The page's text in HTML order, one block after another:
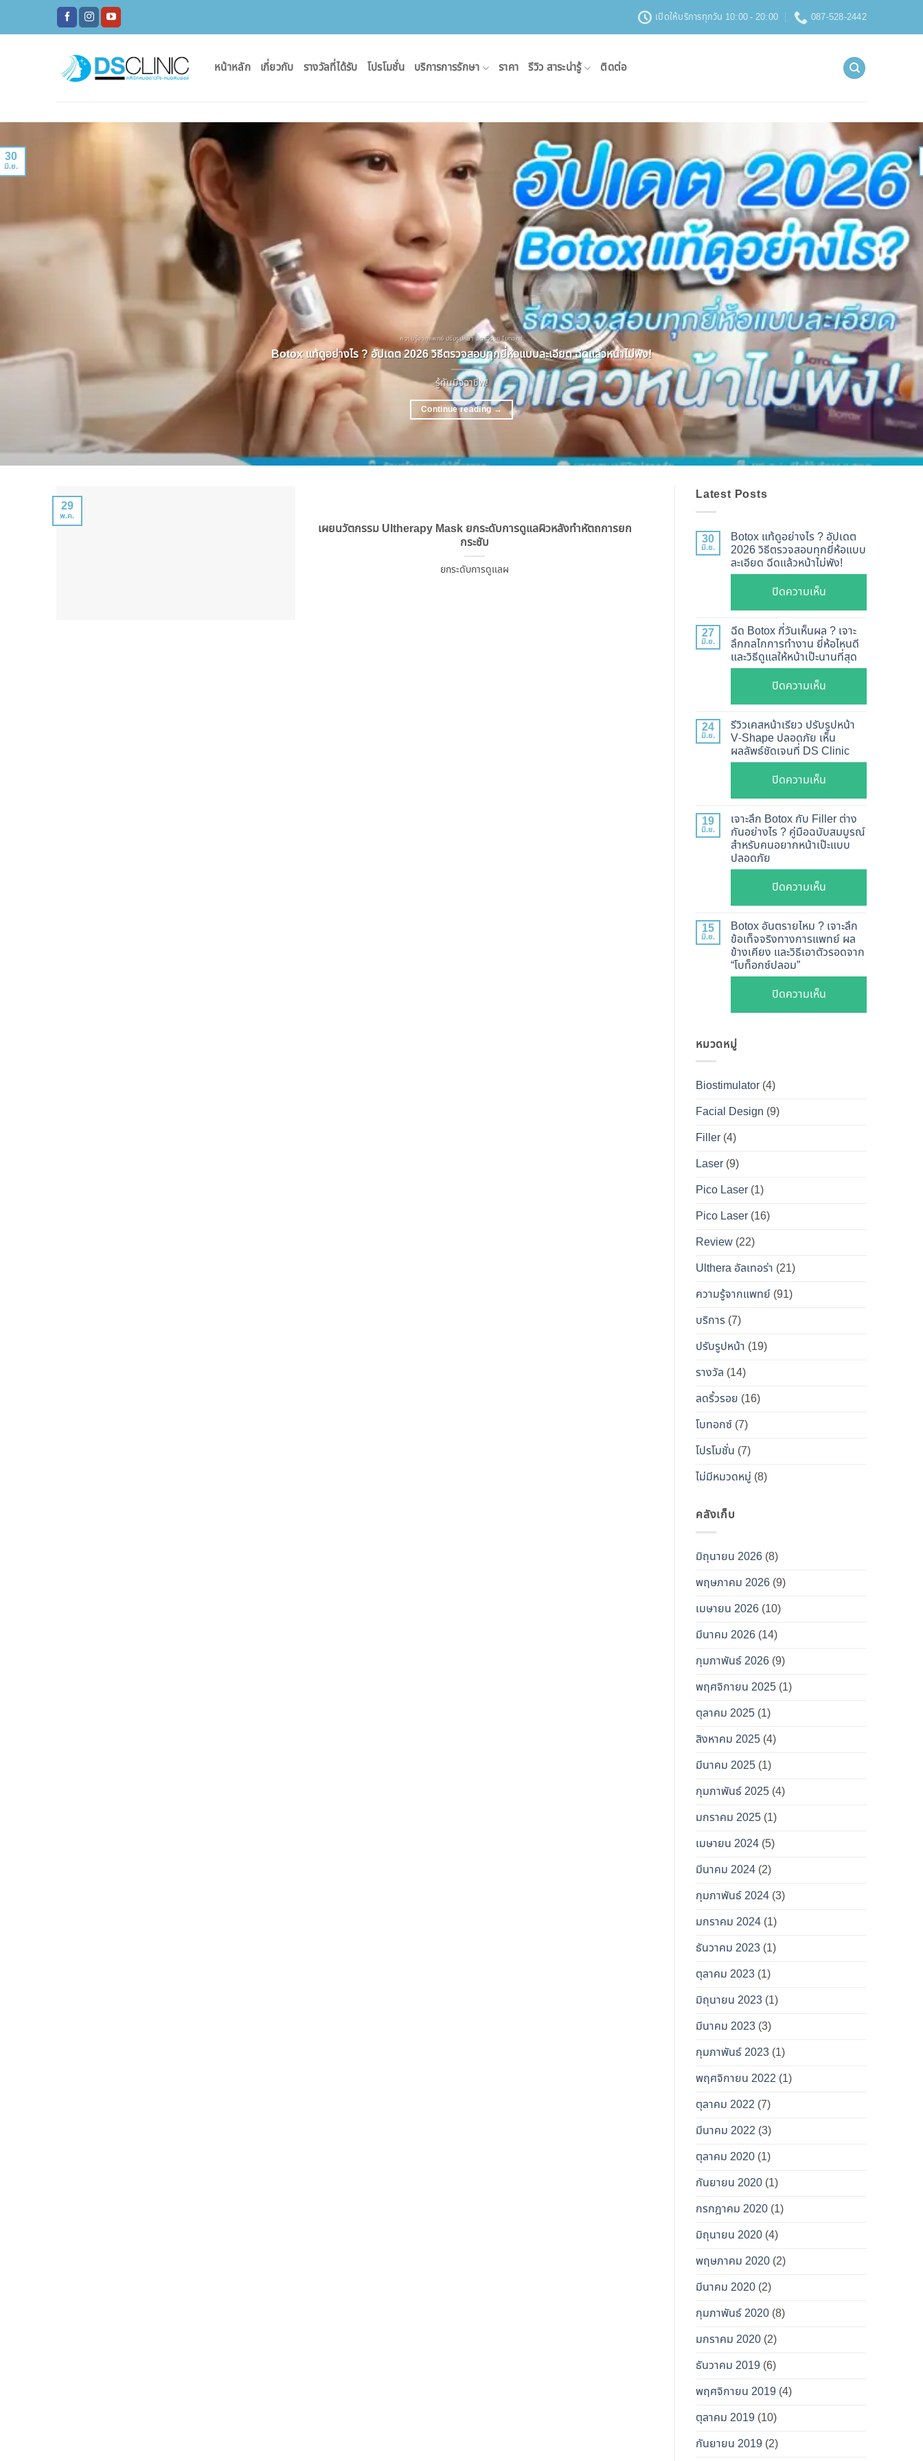
เปิดให้บริการทุกวัน 10:00 - 20:00 087-528-2442
หน้าหลัก เกี่ยวกับ รางวัลที่ได้รับ โปรโมชั่น บริการการรักษา ราคา รีวิว สาระน่ารู้ ติดต่อ
ความรู้จากแพทย์ ปรับรูปหน้า ลดริ้วรอย โบทอกซ์
Botox แท้ดูอย่างไร ? อัปเดต 2026 วิธีตรวจสอบทุกยี่ห้อแบบละเอียด ฉีดแล้วหน้าไม่พัง!
รู้ทันมิจฉาชีพ!
Continue reading→
30
มิ.ย.
เผยนวัตกรรม Ultherapy Mask ยกระดับการดูแลผิวหลังทำหัตถการยก
กระชับ
ยกระดับการดูแลผ
29
พ.ค.
Latest Posts
30
มิ.ย.
Botox แท้ดูอย่างไร ? อัปเดต
2026 วิธีตรวจสอบทุกยี่ห้อแบบ
ละเอียด ฉีดแล้วหน้าไม่พัง!
ปิดความเห็นบน
Botox
แท้
ดู
อย่างไร
อัปเดต
วิธี
ตรวจ
สอบ
ทุก
ยี่ห้อ
แบบ
ละเอียด
ฉีด
แล้ว
หน้า
27
มิ.ย.
ฉีด Botox กี่วันเห็นผล ? เจาะ
ลึกกลไกการทำงาน ยี่ห้อไหนดี
และวิธีดูแลให้หน้าเป๊ะนานที่สุด
ปิดความเห็นบน
ฉีด
Botox
กี่
วัน
ผล
เจาะ
ลึก
การ
ทำงาน
ยี่ห้อ
ไหน
ดี
และ
วิธี
ดูแล
ให้
24
มิ.ย.
รีวิวเคสหน้าเรียว ปรับรูปหน้า
V-Shape ปลอดภัย เห็น
ผลลัพธ์ชัดเจนที่ DS Clinic
ปิดความเห็นบน
รีวิว
เคส
หน้า
เรียว
รูป
Shape
ปลอดภัย
ชัดเจน
19
มิ.ย.
เจาะลึก Botox กับ Filler ต่าง
กันอย่างไร ? คู่มือฉบับสมบูรณ์
สำหรับคนอยากหน้าเป๊ะแบบ
ปลอดภัย
ปิดความเห็นบน
เจาะ
ลึก
Botox
กับ
ต่าง
15
มิ.ย.
Botox อันตรายไหม ? เจาะลึก
ข้อเท็จจริงทางการแพทย์ ผล
ข้างเคียง และวิธีเอาตัวรอดจาก
“โบท็อกซ์ปลอม”
ปิดความเห็นบน
Botox
หมวดหมู่
Biostimulator (4)
Facial Design (9)
Filler (4)
Laser (9)
Pico Laser (1)
Pico Laser (16)
Review (22)
Ulthera อัลเทอร่า (21)
ความรู้จากแพทย์ (91)
บริการ (7)
ปรับรูปหน้า (19)
รางวัล (14)
ลดริ้วรอย (16)
โบทอกซ์ (7)
โปรโมชั่น (7)
ไม่มีหมวดหมู่ (8)
คลังเก็บ
มิถุนายน 2026 (8)
พฤษภาคม 2026 (9)
เมษายน 2026 (10)
มีนาคม 2026 (14)
กุมภาพันธ์ 2026 (9)
พฤศจิกายน 2025 (1)
ตุลาคม 2025 (1)
สิงหาคม 2025 (4)
มีนาคม 2025 (1)
กุมภาพันธ์ 2025 (4)
มกราคม 2025 (1)
เมษายน 2024 (5)
มีนาคม 2024 (2)
กุมภาพันธ์ 2024 (3)
มกราคม 2024 (1)
ธันวาคม 2023 (1)
ตุลาคม 2023 (1)
มิถุนายน 2023 (1)
มีนาคม 2023 (3)
กุมภาพันธ์ 2023 (1)
พฤศจิกายน 2022 (1)
ตุลาคม 2022 (7)
มีนาคม 2022 (3)
ตุลาคม 2020 (1)
กันยายน 2020 (1)
กรกฎาคม 2020 (1)
มิถุนายน 2020 (4)
พฤษภาคม 2020 (2)
มีนาคม 2020 (2)
กุมภาพันธ์ 2020 (8)
มกราคม 2020 (2)
ธันวาคม 2019 (6)
พฤศจิกายน 2019 (4)
ตุลาคม 2019 (10)
กันยายน 2019 (2)